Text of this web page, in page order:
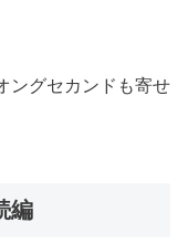
ングセカンドも寄せ
編